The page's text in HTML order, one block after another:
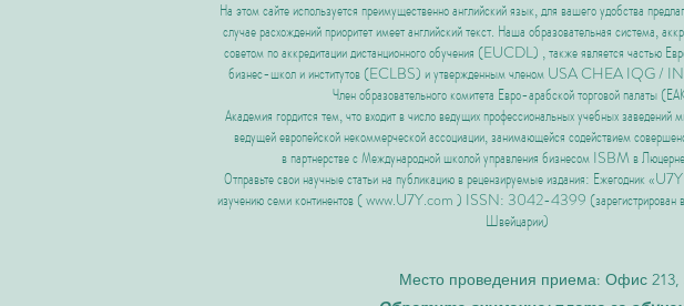
На этом сайте используется преимущественно английский язык, для вашего удобства
случае расхождений приоритет имеет английский текст. Наша образовательная система,
советом по аккредитации дистанционного обучения (EUCDL) , также является частью
бизнес-школ и институтов (ECLBS) и утвержденным членом USA CHEA IQG /
Член образовательного комитета Евро-арабской торговой палаты
Академия гордится тем, что входит в число ведущих профессиональных учебных заведений
ведущей европейской некоммерческой ассоциации, занимающейся содействием
в партнерстве с Международной школой управления бизнесом ISBM в
Отправьте свои научные статьи на публикацию в рецензируемые издания: Ежегодник
изучению семи континентов (www.U7Y.com ) ISSN: 3042-4399 (зарегистрирован в
Швейцарии)
Место проведения приема: Офис